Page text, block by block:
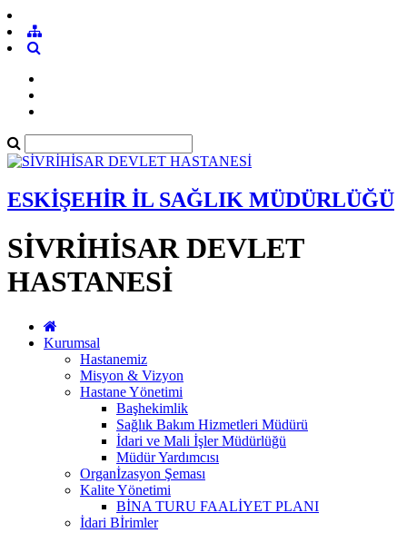
ESKİŞEHİR İL SAĞLIK MÜDÜRLÜĞÜ
SİVRİHİSAR DEVLET
HASTANESİ
Kurumsal
Hastanemiz
Misyon & Vizyon
Hastane Yönetimi
Başhekimlik
Sağlık Bakım Hizmetleri Müdürü
İdari ve Mali İşler Müdürlüğü
Müdür Yardımcısı
Organİzasyon Şeması
Kalite Yönetimi
BİNA TURU FAALİYET PLANI
İdari Bİrimler